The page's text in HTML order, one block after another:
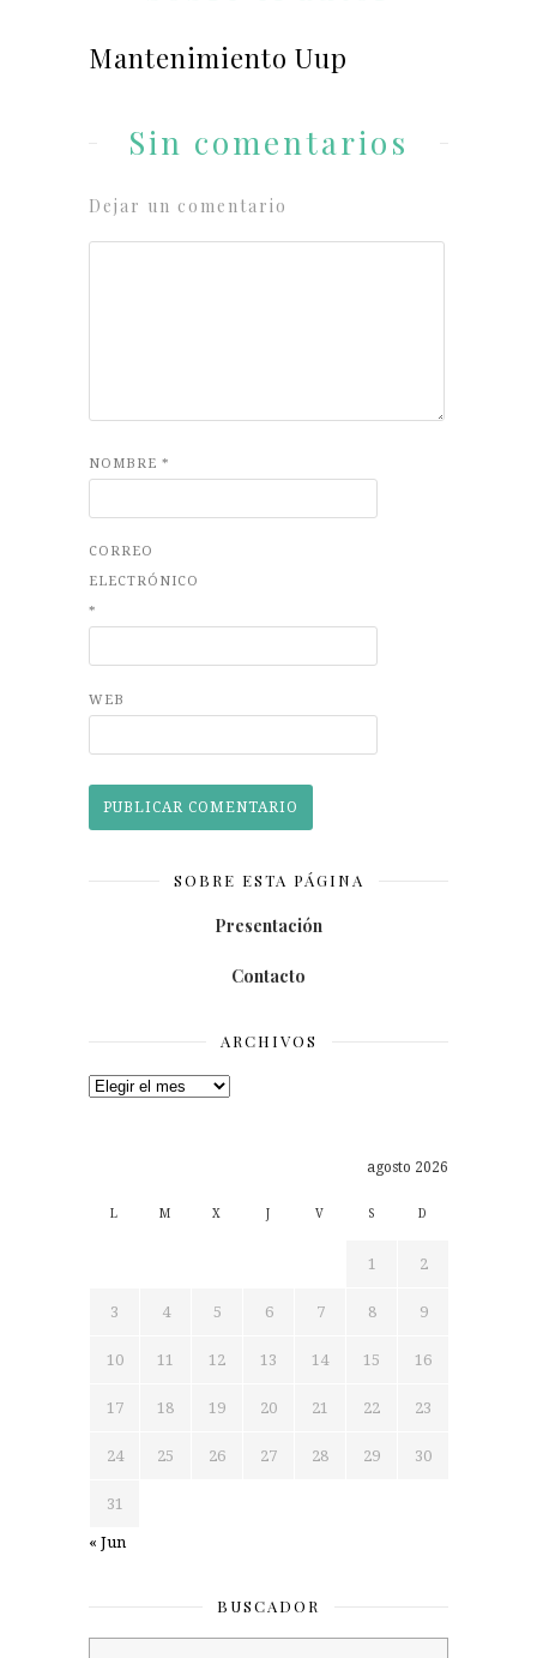
Mantenimiento Uup
Sin comentarios
Dejar un comentario
NOMBRE *
CORREO
ELECTRÓNICO
*
WEB
SOBRE ESTA PÁGINA
Presentación
Contacto
ARCHIVOS
Archivos
agosto 2026
L M X J V S D
1 2
3 4 5 6 7 8 9
10 11 12 13 14 15 16
17 18 19 20 21 22 23
24 25 26 27 28 29 30
31
« Jun
BUSCADOR